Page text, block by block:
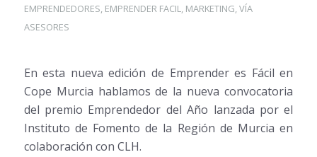
EMPRENDEDORES, EMPRENDER FACIL, MARKETING,VÍA
ASESORES
En esta nueva edición de Emprender es Fácil en
Cope Murcia hablamos de la nueva convocatoria
del premio Emprendedor del Año lanzada por el
Instituto de Fomento de la Región de Murcia en
colaboración con CLH.